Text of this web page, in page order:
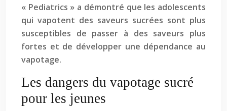
« Pediatrics » a démontré que les adolescents
qui vapotent des saveurs sucrées sont plus
susceptibles de passer à des saveurs plus
fortes et de développer une dépendance au
vapotage.
Les dangers du vapotage sucré
pour les jeunes